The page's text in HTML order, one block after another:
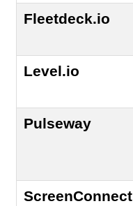
Fleetdeck.io
Level.io
Pulseway
ScreenConnect